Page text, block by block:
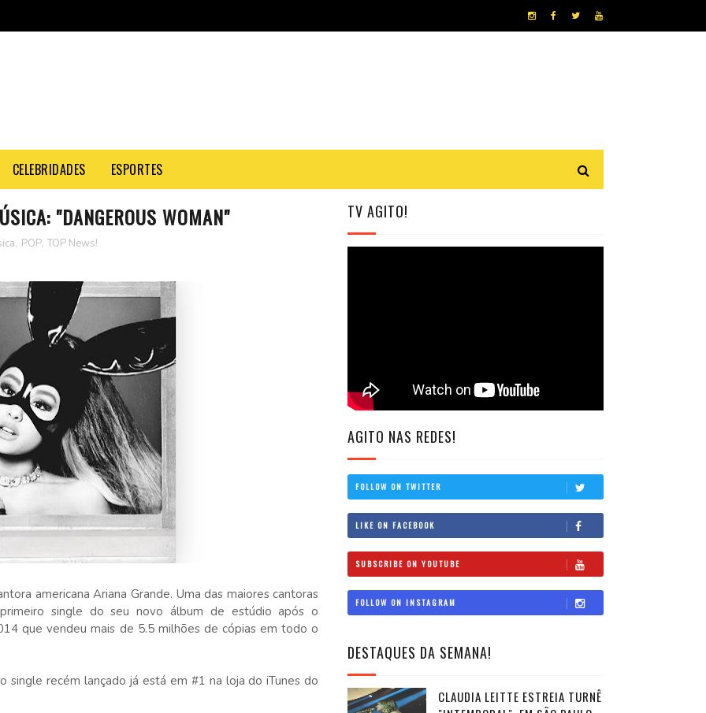
CELEBRIDADES ESPORTES
"DANGEROUS WOMAN"
, POP, TOP News!
americana Ariana Grande. Uma das maiores cantoras
single do seu novo álbum de estúdio após o
que vendeu mais de 5.5 milhões de cópias em todo o
single recém lançado já está em #1 na loja do iTunes do
TV AGITO!
AGITO NAS REDES!
FOLLOW ON TWITTER
LIKE ON FACEBOOK
SUBSCRIBE ON YOUTUBE
FOLLOW ON INSTAGRAM
DESTAQUES DA SEMANA!
CLAUDIA LEITTE ESTREIA TURNÊ